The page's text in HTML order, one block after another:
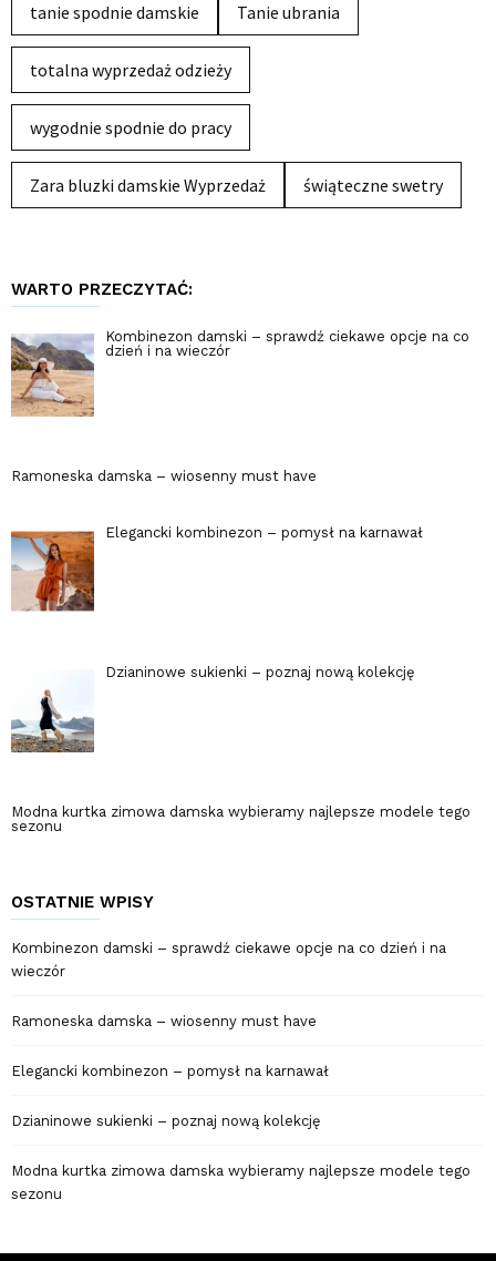
tanie spodnie damskie Tanie ubrania
totalna wyprzedaż odzieży
wygodnie spodnie do pracy
Zara bluzki damskie Wyprzedaż świąteczne swetry
WARTO PRZECZYTAĆ:
Kombinezon damski – sprawdź ciekawe opcje na co
dzień i na wieczór
Ramoneska damska – wiosenny must have
Elegancki kombinezon – pomysł na karnawał
Dzianinowe sukienki – poznaj nową kolekcję
Modna kurtka zimowa damska wybieramy najlepsze modele tego
sezonu
OSTATNIE WPISY
Kombinezon damski – sprawdź ciekawe opcje na co dzień i na
wieczór
Ramoneska damska – wiosenny must have
Elegancki kombinezon – pomysł na karnawał
Dzianinowe sukienki – poznaj nową kolekcję
Modna kurtka zimowa damska wybieramy najlepsze modele tego
sezonu